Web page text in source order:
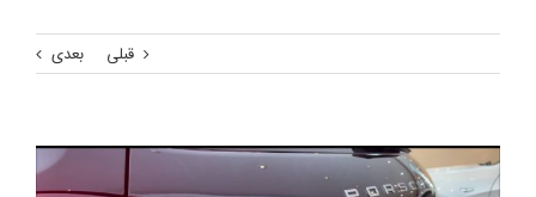
قبلی بعدی
View
Larger